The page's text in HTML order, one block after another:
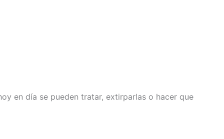
en día se pueden tratar, extirparlas o hacer que